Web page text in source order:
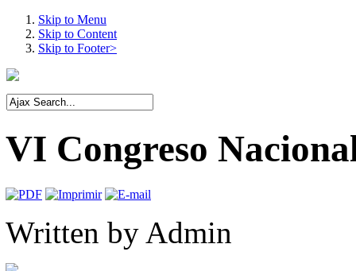
Skip to Menu
Skip to Content
Skip to Footer>
VI Congreso
Written by Admin